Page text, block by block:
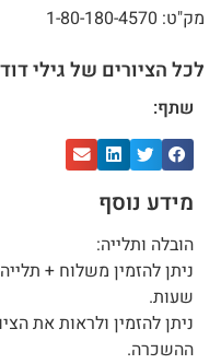
מק"ט: 1-80-180-4570
לכל הציורים של גילי
שתף:
מידע נוסף
הובלה ותלייה:
שעות.
ניתן להזמין ולראות את
ההשכרה.